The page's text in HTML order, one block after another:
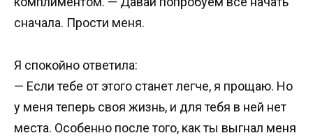
сначала. Прости меня.
Я спокойно ответила:
— Если тебе от этого станет легче, я прощаю. Но
у меня теперь своя жизнь, и для тебя в ней нет
места. Особенно после того, как ты выгнал меня